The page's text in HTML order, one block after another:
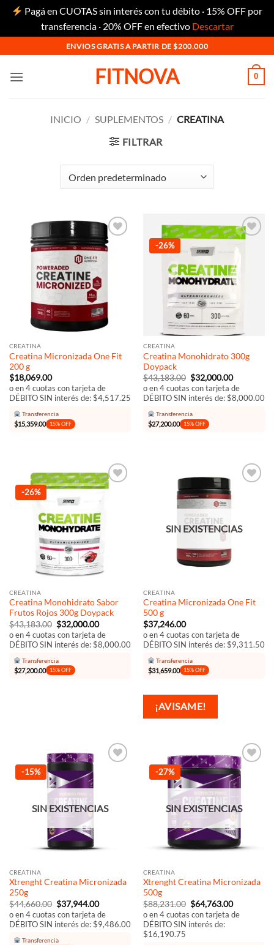
Pagá en CUOTAS sin interés con tu débito · 15% OFF por
transferencia · 20% OFF en efectivo Descartar
al
contenido
ENVIOS GRATIS A PARTIR DE $200.000
FITNOVA 0
INICIO / SUPLEMENTOS / CREATINA
FILTRAR
Añadir
CREATINA
Creatina Micronizada One Fit
200 g
$18,069.00
o en 4 cuotas con tarjeta de
DÉBITO SIN interés de: $4,517.25
Transferencia
$15,359.00 15% OFF
-26%
CREATINA
Creatina Monohidrato 300g
Doypack
$43,183.00 El
precio
original
era:
$32,000.00El
precio
actual
es:
o en 4 cuotas con tarjeta de
DÉBITO SIN interés de: $8,000.00
Transferencia
$27,200.00 15% OFF
-26%
Añadir
CREATINA
Creatina Monohidrato Sabor
Frutos Rojos 300g Doypack
$43,183.00 El
precio
original
era:
$32,000.00El
precio
actual
es:
o en 4 cuotas con tarjeta de
DÉBITO SIN interés de: $8,000.00
Transferencia
$27,200.00 15% OFF
SIN EXISTENCIAS
CREATINA
Creatina Micronizada One Fit
500 g
$37,246.00
o en 4 cuotas con tarjeta de
DÉBITO SIN interés de: $9,311.50
Transferencia
$31,659.00 15% OFF
¡AVISAME!
-15%
SIN EXISTENCIAS
CREATINA
Xtrenght Creatina Micronizada
250g
$44,660.00 El
precio
original
era:
$37,944.00El
precio
actual
es:
o en 4 cuotas con tarjeta de
DÉBITO SIN interés de: $9,486.00
Transferencia
-27%
Añadir
lista de
SIN EXISTENCIAS
CREATINA
Xtrenght Creatina Micronizada
500g
$88,231.00 El
precio
original
era:
$64,763.00El
precio
actual
o en 4 cuotas con tarjeta de
DÉBITO SIN interés de:
$16,190.75